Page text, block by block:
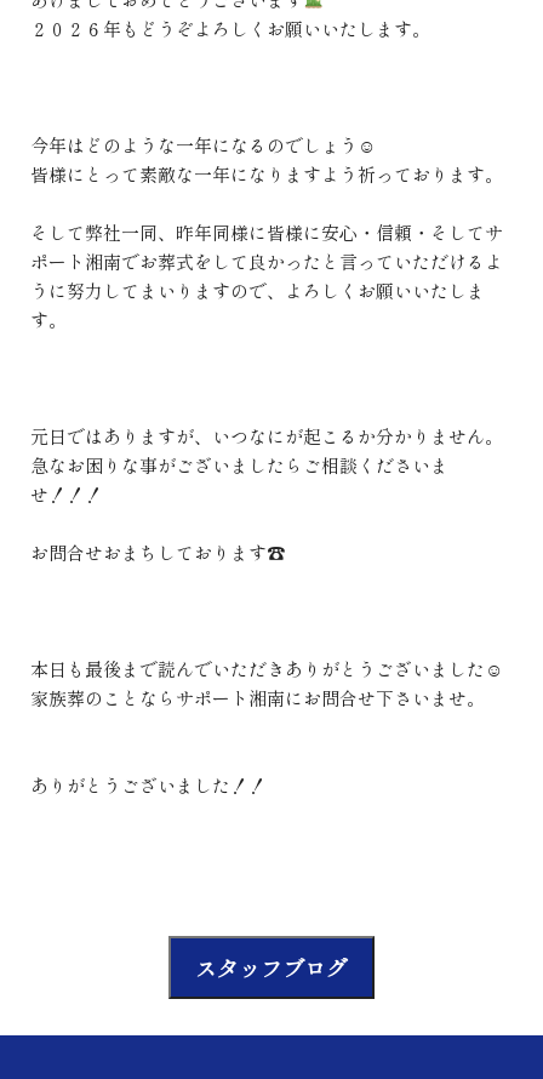
２０２６年もどうぞよろしくお願いいたします。
今年はどのような一年になるのでしょう☺
皆様にとって素敵な一年になりますよう祈っております。
そして弊社一同、昨年同様に皆様に安心・信頼・そしてサ
ポート湘南でお葬式をして良かったと言っていただけるよ
うに努力してまいりますので、よろしくお願いいたしま
す。
元日ではありますが、いつなにが起こるか分かりません。
急なお困りな事がございましたらご相談くださいま
せ！！！
お問合せおまちしております☎
本日も最後まで読んでいただきありがとうございました☺
家族葬のことならサポート湘南にお問合せ下さいませ。
ありがとうございました！！
スタッフブログ